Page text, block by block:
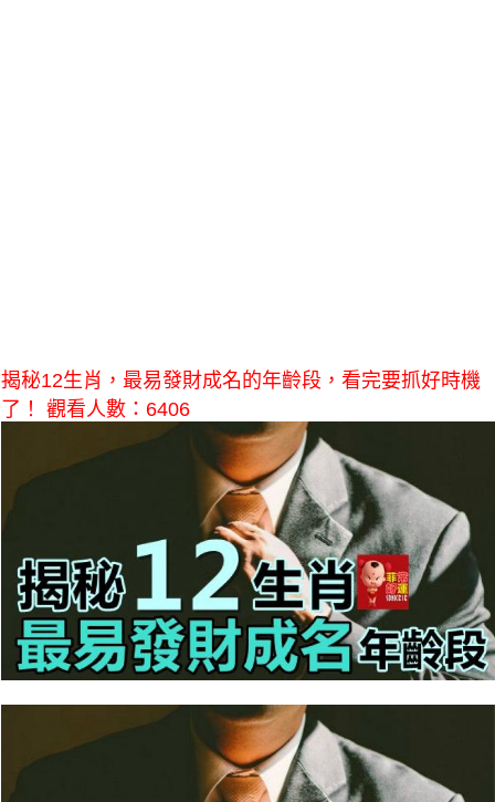
揭秘12生肖，最易發財成名的年齡段，看完要抓好時機
了！ 觀看人數：6406